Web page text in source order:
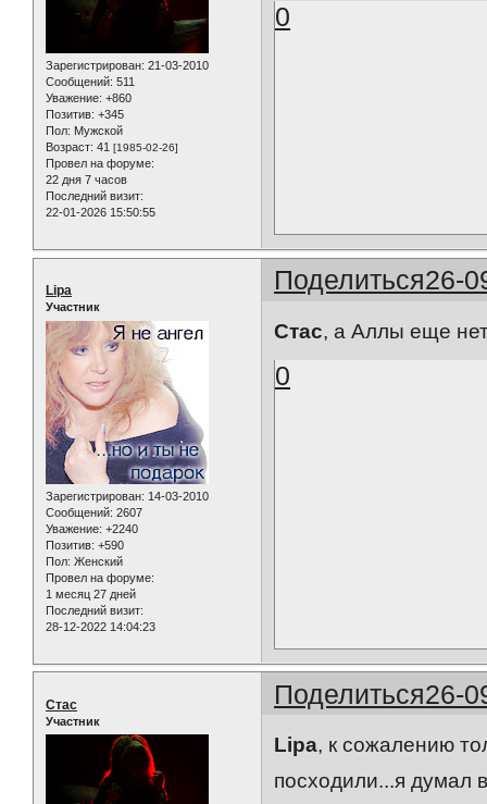
Зарегистрирован: 21-03-2010
Сообщений: 511
Уважение: +860
Позитив: +345
Пол: Мужской
Возраст: 41 [1985-02-26]
Провел на форуме:
22 дня 7 часов
Последний визит:
22-01-2026 15:50:55
0
Поделиться26-
Lipa
Участник
Зарегистрирован: 14-03-2010
Сообщений: 2607
Уважение: +2240
Позитив: +590
Пол: Женский
Провел на форуме:
1 месяц 27 дней
Последний визит:
28-12-2022 14:04:23
Стас, а Аллы еще
0
Поделиться26-
Стас
Участник
Lipa, к сожалению
посходили...я думал